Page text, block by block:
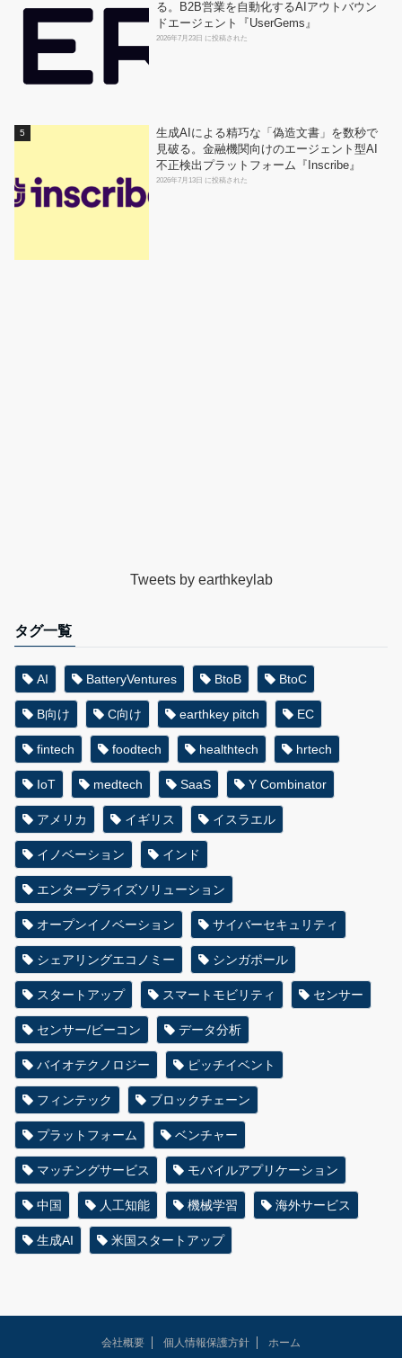
る。B2B営業を自動化するAIアウトバウン
ドエージェント『UserGems』
2026年7月23日 に投稿された
生成AIによる精巧な「偽造文書」を数秒で
見破る。金融機関向けのエージェント型AI
不正検出プラットフォーム『Inscribe』
2026年7月13日 に投稿された
Tweets by earthkeylab
タグ一覧
AI BatteryVentures BtoB BtoC
B向け C向け earthkey pitch EC
fintech foodtech healthtech hrtech
IoT medtech SaaS Y Combinator
アメリカ イギリス イスラエル
イノベーション インド
エンタープライズソリューション
オープンイノベーション サイバーセキュリティ
シェアリングエコノミー シンガポール
スタートアップ スマートモビリティ センサー
センサー/ビーコン データ分析
バイオテクノロジー ピッチイベント
フィンテック ブロックチェーン
プラットフォーム ベンチャー
マッチングサービス モバイルアプリケーション
中国 人工知能 機械学習 海外サービス
生成AI 米国スタートアップ
会社概要 個人情報保護方針 ホーム